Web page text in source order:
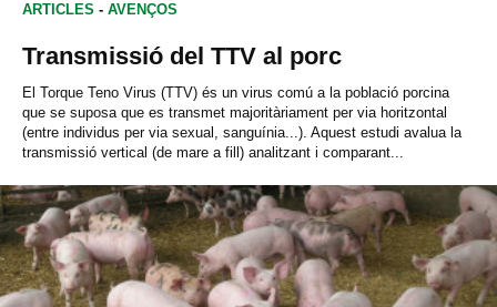
ARTICLES - AVENÇOS
Transmissió del TTV al porc
El Torque Teno Virus (TTV) és un virus comú a la població porcina
que se suposa que es transmet majoritàriament per via horitzontal
(entre individus per via sexual, sanguínia...). Aquest estudi avalua la
transmissió vertical (de mare a fill) analitzant i comparant...